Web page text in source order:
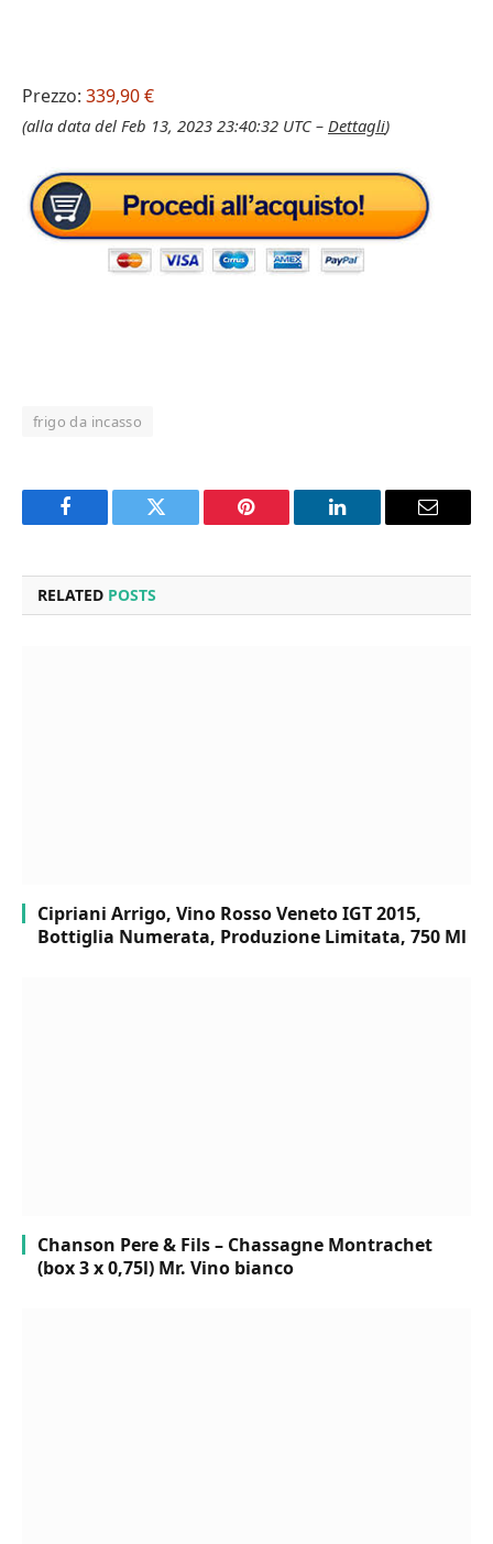
Prezzo: 339,90 €
(alla data del Feb 13, 2023 23:40:32 UTC – Dettagli)
frigo da incasso
Facebook Twitter Pinterest LinkedIn Email
RELATED POSTS
Cipriani Arrigo, Vino Rosso Veneto IGT 2015,
Bottiglia Numerata, Produzione Limitata, 750 Ml
Chanson Pere & Fils – Chassagne Montrachet
(box 3 x 0,75l) Mr. Vino bianco